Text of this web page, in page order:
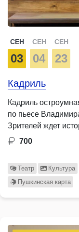
СЕН
03
СЕН
04
СЕН
23
Кадриль
Кадриль
по пьесе
Зрителей ждет
700
Театр Культура
Пушкинская карта